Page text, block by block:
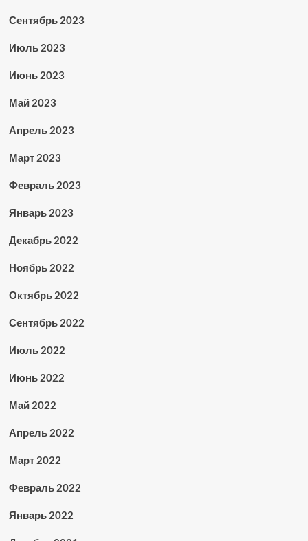
Сентябрь 2023
Июль 2023
Июнь 2023
Май 2023
Апрель 2023
Март 2023
Февраль 2023
Январь 2023
Декабрь 2022
Ноябрь 2022
Октябрь 2022
Сентябрь 2022
Июль 2022
Июнь 2022
Май 2022
Апрель 2022
Март 2022
Февраль 2022
Январь 2022